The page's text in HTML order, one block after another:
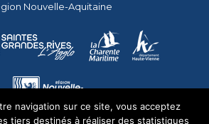
Nouvelle-Aquitaine
navigation sur ce site, vous acceptez
tiers destinés à réaliser des statistiques